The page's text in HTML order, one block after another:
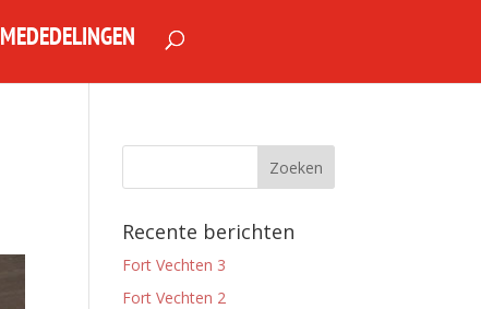
MEDEDELINGEN
Recente berichten
Fort Vechten 3
Fort Vechten 2